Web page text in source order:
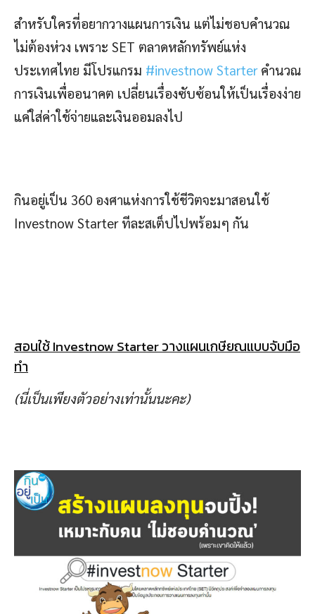
สำหรับใครที่อยากวางแผนการเงิน แต่ไม่ชอบคำนวณ
ไม่ต้องห่วง เพราะ SET ตลาดหลักทรัพย์แห่ง
ประเทศไทย มีโปรแกรม #investnow Starterคำนวณ
การเงินเพื่ออนาคต เปลี่ยนเรื่องซับซ้อนให้เป็นเรื่องง่าย
แค่ใส่ค่าใช้จ่ายและเงินออมลงไป
กินอยู่เป็น 360 องศาแห่งการใช้ชีวิตจะมาสอนใช้
Investnow Starter ทีละสเต็ปไปพร้อมๆ กัน
สอนใช้ Investnow Starterวางแผนเกษียณแบบจับมือ
ทำ
(นี่เป็นเพียงตัวอย่างเท่านั้นนะคะ)